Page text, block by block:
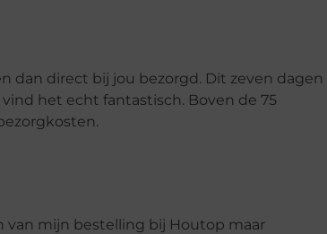
dan direct bij jou bezorgd. Dit zeven dagen
het echt fantastisch. Boven de 75
van mijn bestelling bij Houtop maar